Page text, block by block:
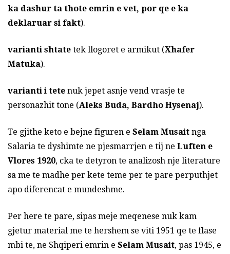
ka dashur ta thote emrin e vet, por qe e ka
deklaruar si fakt).
varianti shtate tek llogoret e armikut (Xhafer
Matuka).
varianti i tete nuk jepet asnje vend vrasje te
personazhit tone (Aleks Buda, Bardho Hysenaj).
Te gjithe keto e bejne figuren e Selam Musait nga
Salaria te dyshimte ne pjesmarrjen e tij ne Luften e
Vlores 1920, cka te detyron te analizosh nje literature
sa me te madhe per kete teme per te pare perputhjet
apo diferencat e mundeshme.
Per here te pare, sipas meje meqenese nuk kam
gjetur material me te hershem se viti 1951 qe te flase
mbi te, ne Shqiperi emrin e Selam Musait, pas 1945, e